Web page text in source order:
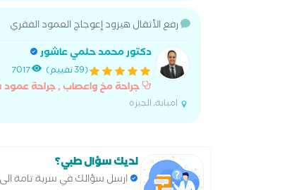
رفع الأثقال هيزود إعوجاج العمود الفقري
دكتور محمد حلمي عاشور
(39 تقييم) 7017
جراحة مخ واعصاب , جراحة
امبابة, الجيزة
لديك سؤال طبي؟
ارسل سؤالك في سرية تامة